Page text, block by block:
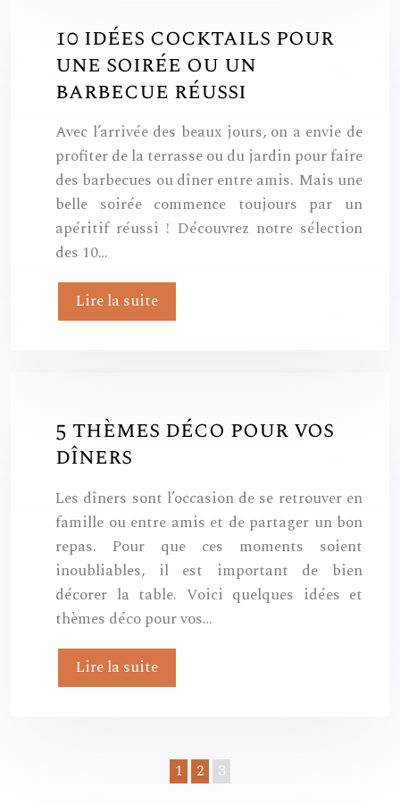
10 idées cocktails pour
une soirée ou un
barbecue réussi
Avec l’arrivée des beaux jours, on a envie de
profiter de la terrasse ou du jardin pour faire
des barbecues ou dîner entre amis. Mais une
belle soirée commence toujours par un
apéritif réussi ! Découvrez notre sélection
des 10…
Lire la suite
5 thèmes déco pour vos
dîners
Les dîners sont l’occasion de se retrouver en
famille ou entre amis et de partager un bon
repas. Pour que ces moments soient
inoubliables, il est important de bien
décorer la table. Voici quelques idées et
thèmes déco pour vos…
Lire la suite
1 2 3